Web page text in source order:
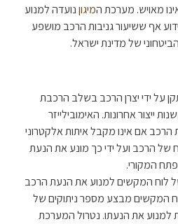
מאויש. מערכת המיגוןנועדה למנוע
אף ששיעור גניבות הרכב מושפע
של מדינת ישראל.
על ידי יצרן הרכב בשלב הרכבת
ייצור אחרונות. האימובילייזר
אם אינו מקבל איתות אלקטרוני
הרכב ועל ידי כך מונע את הנעת
המקורי.
לוח המקשים למנוע את הנעת הרכב
המקשים מבצע מספר ניתוקים של
את הנעתו. נטרול המערכת